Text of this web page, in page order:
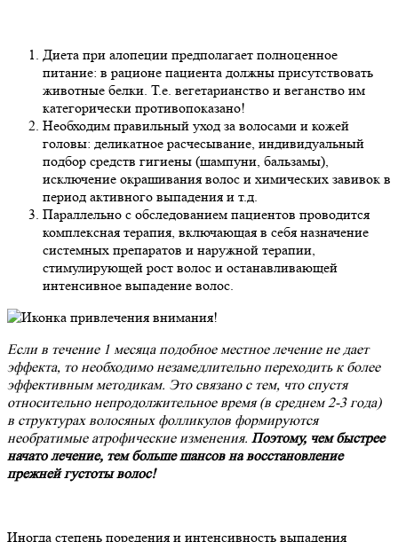
Диета при алопеции предполагает полноценное
питание: в рационе пациента должны присутствовать
животные белки. Т.е. вегетарианство и веганство им
категорически противопоказано!
Необходим правильный уход за волосами и кожей
головы: деликатное расчесывание, индивидуальный
подбор средств гигиены (шампуни, бальзамы),
исключение окрашивания волос и химических завивок в
период активного выпадения и т.д.
Параллельно с обследованием пациентов проводится
комплексная терапия, включающая в себя назначение
системных препаратов и наружной терапии,
стимулирующей рост волос и останавливающей
интенсивное выпадение волос.
Если в течение 1 месяца подобное местное лечение не дает
эффекта, то необходимо незамедлительно переходить к более
эффективным методикам. Это связано с тем, что спустя
относительно непродолжительное время (в среднем 2-3 года)
в структурах волосяных фолликулов формируются
необратимые атрофические изменения. Поэтому, чем быстрее
начато лечение, тем больше шансов на восстановление
прежней густоты волос!
Иногда степень поредения и интенсивность выпадения